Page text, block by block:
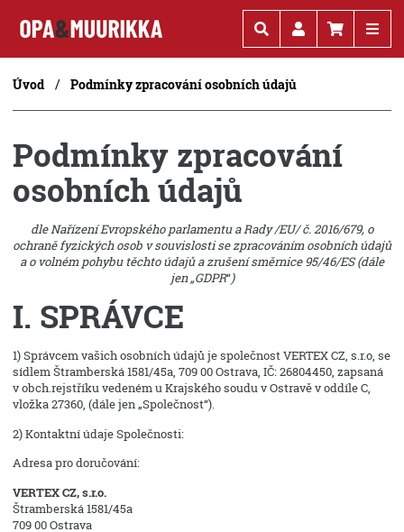
Úvod Podmínky zpracování osobních údajů
Podmínky zpracování
osobních údajů
dle Nařízení Evropského parlamentu a Rady /EU/ č. 2016/679, o
ochraně fyzických osob v souvislosti se zpracováním osobních údajů
a o volném pohybu těchto údajů a zrušení směrnice 95/46/ES (dále
jen „GDPR“)
I. SPRÁVCE
1) Správcem vašich osobních údajů je společnost VERTEX CZ, s.r.o, se
sídlem Štramberská 1581/45a, 709 00 Ostrava, IČ: 26804450, zapsaná
v obch.rejstříku vedeném u Krajského soudu v Ostravě v oddíle C,
vložka 27360, (dále jen „Společnost“).
2) Kontaktní údaje Společnosti:
Adresa pro doručování:
VERTEX CZ, s.r.o.
Štramberská 1581/45a
709 00 Ostrava